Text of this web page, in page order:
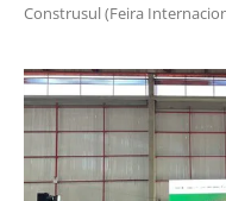
Construsul (Feira